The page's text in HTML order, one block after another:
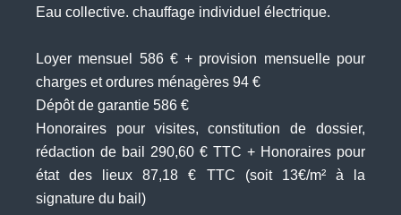
Eau collective. chauffage individuel électrique.
Loyer mensuel 586 € + provision mensuelle pour
charges et ordures ménagères 94 €
Dépôt de garantie 586 €
Honoraires pour visites, constitution de dossier,
rédaction de bail 290,60 € TTC + Honoraires pour
état des lieux 87,18 € TTC (soit 13€/m² à la
signature du bail)